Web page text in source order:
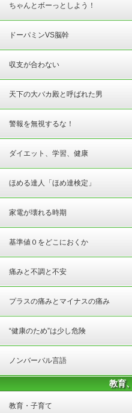
ちゃんとボーっとしよう！
ドーパミンVS脳幹
収支が合わない
天下の大バカ殿と呼ばれた男
警報を無視するな！
ダイエット、学習、健康
ほめる達人「ほめ達検定」
家電が壊れる時期
基準値０をどこにおくか
痛みと不調と不安
プラスの痛みとマイナスの痛み
“健康のため”は少し危険
ノンバーバル言語
教育
教育・子育て